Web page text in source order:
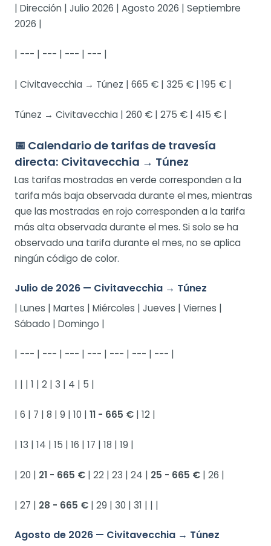
| Dirección | Julio 2026 | Agosto 2026 | Septiembre
2026 |
| --- | --- | --- | --- |
| Civitavecchia → Túnez | 665 € | 325 € | 195 € |
Túnez → Civitavecchia | 260 € | 275 € | 415 € |
📅 Calendario de tarifas de travesía
directa: Civitavecchia → Túnez
Las tarifas mostradas en verde corresponden a la
tarifa más baja observada durante el mes, mientras
que las mostradas en rojo corresponden a la tarifa
más alta observada durante el mes. Si solo se ha
observado una tarifa durante el mes, no se aplica
ningún código de color.
Julio de 2026 — Civitavecchia → Túnez
| Lunes | Martes | Miércoles | Jueves | Viernes |
Sábado | Domingo |
| --- | --- | --- | --- | --- | --- | --- |
| | | 1 | 2 | 3 | 4 | 5 |
| 6 | 7 | 8 | 9 | 10 | 11 - 665 € | 12 |
| 13 | 14 | 15 | 16 | 17 | 18 | 19 |
| 20 | 21 - 665 € | 22 | 23 | 24 | 25 - 665 € | 26 |
| 27 | 28 - 665 € | 29 | 30 | 31 | | |
Agosto de 2026 — Civitavecchia → Túnez